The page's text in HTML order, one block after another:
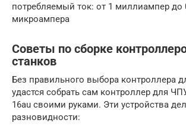
потребляемый ток: от 1 миллиампер до
микроампера
Советы по сборке
станков
Без правильного выбора контроллера
удастся собрать сам контроллер для
16au своими руками. Эти устройства
разновидности: